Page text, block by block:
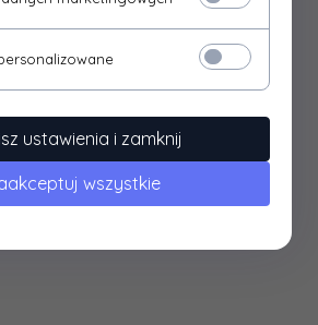
złożenia i pomalowania, klej,
są częścią zestawu.
ustawienia i zamknij
wszystkie